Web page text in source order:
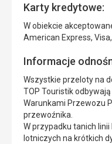
Karty kredytowe:
W obiekcie
American Express,
Informacje
Wszystkie przeloty na
TOP Touristik
Warunkami Przewozu
przewoźnika.
W przypadku tanich
lotniczych na krótkich